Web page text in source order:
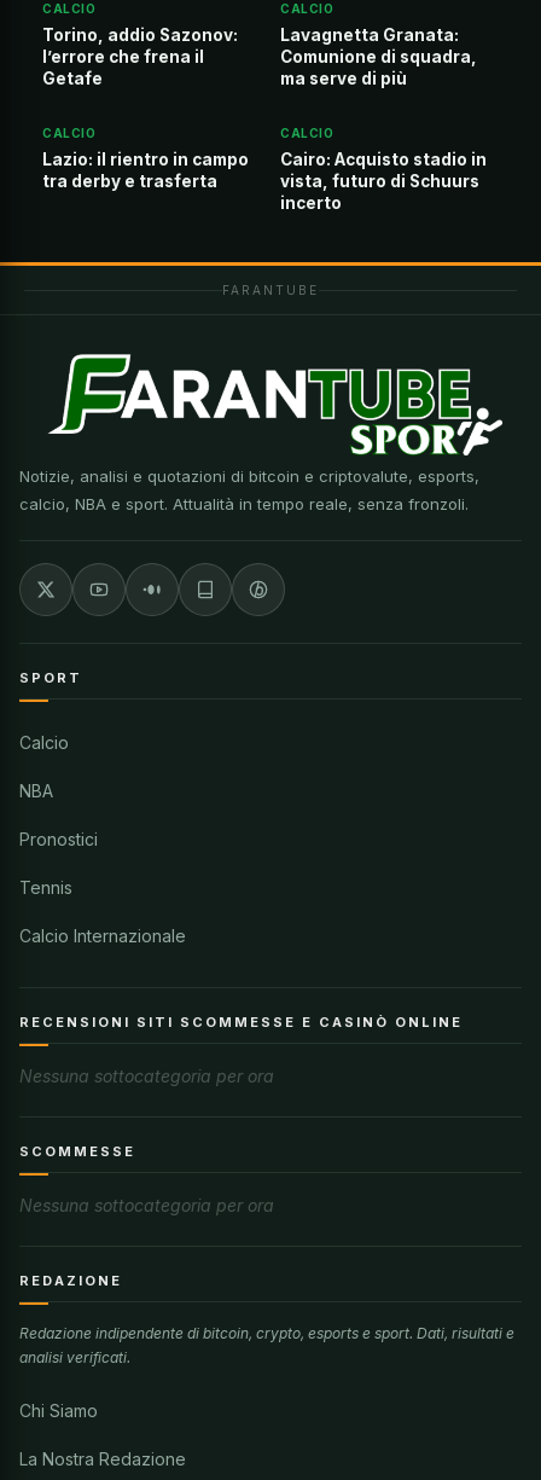
CALCIO
Torino, addio Sazonov:
l’errore che frena il
Getafe
CALCIO
Lavagnetta Granata:
Comunione di squadra,
ma serve di più
CALCIO
Lazio: il rientro in campo
tra derby e trasferta
CALCIO
Cairo: Acquisto stadio in
vista, futuro di Schuurs
incerto
FARANTUBE
Notizie, analisi e quotazioni di bitcoin e criptovalute, esports,
calcio, NBA e sport. Attualità in tempo reale, senza fronzoli.
SPORT
Calcio
NBA
Pronostici
Tennis
Calcio Internazionale
RECENSIONI SITI SCOMMESSE E CASINÒ ONLINE
Nessuna sottocategoria per ora
SCOMMESSE
Nessuna sottocategoria per ora
REDAZIONE
Redazione indipendente di bitcoin, crypto, esports e sport. Dati, risultati e
analisi verificati.
Chi Siamo
La Nostra Redazione